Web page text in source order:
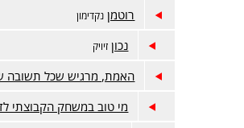
רוטמן נקדימון
נכון זיויק
האמת, מרגיש שכל תשובה
מי טוב במשחק הקבוצתי